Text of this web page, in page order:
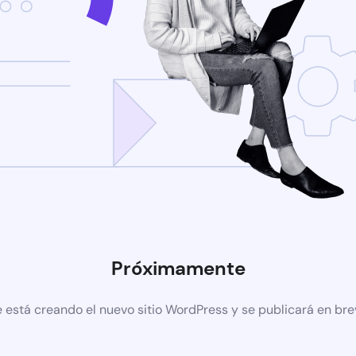
Próximamente
está creando el nuevo sitio WordPress y se publicará en